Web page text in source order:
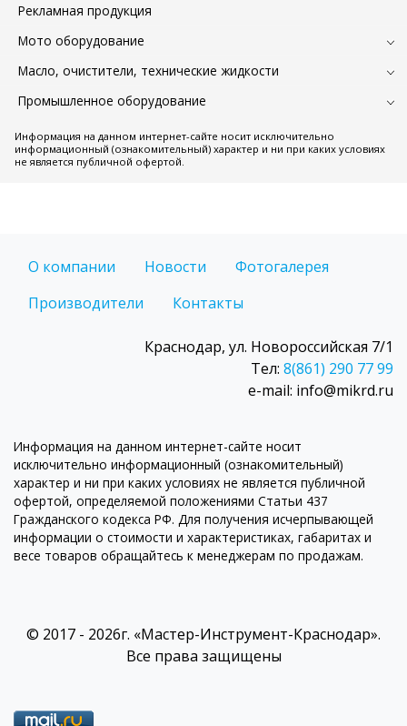
Рекламная продукция
Мото оборудование
Масло, очистители, технические жидкости
Промышленное оборудование
Информация на данном интернет-сайте носит исключительно
информационный (ознакомительный) характер и ни при каких условиях
не является публичной офертой.
О компании Новости
Фотогалерея
Производители
Контакты
Краснодар, ул. Новороссийская 7/1
Тел: 8(861) 290 77 99
e-mail: info@mikrd.ru
Информация на данном интернет-сайте носит
исключительно информационный (ознакомительный)
характер и ни при каких условиях не является публичной
офертой, определяемой положениями Статьи 437
Гражданского кодекса РФ. Для получения исчерпывающей
информации о стоимости и характеристиках, габаритах и
весе товаров обращайтесь к менеджерам по продажам.
© 2017 - 2026г. «Мастер-Инструмент-Краснодар».
Все права защищены